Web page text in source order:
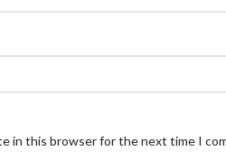
in this browser for the next time I